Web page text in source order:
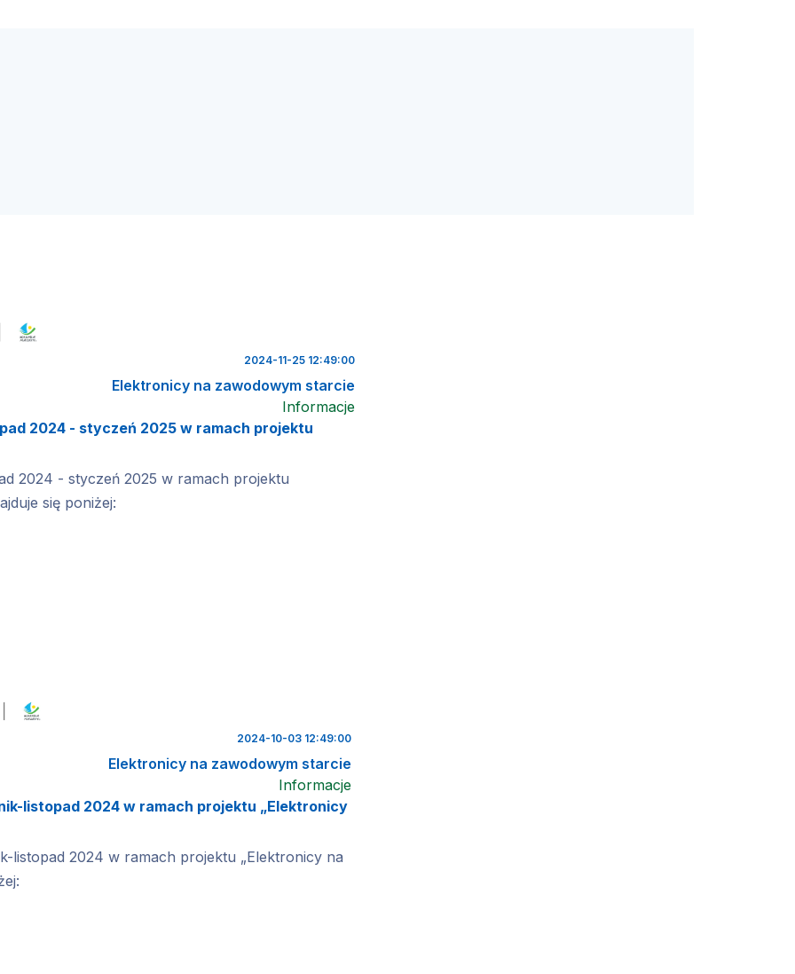
2024-11-25 12:49:00
Elektronicy na zawodowym starcie
Informacje
2024 - styczeń 2025 w ramach projektu
2024 - styczeń 2025 w ramach projektu
się poniżej:
2024-10-03 12:49:00
Elektronicy na zawodowym starcie
Informacje
listopad 2024 w ramach projektu „Elektronicy
listopad 2024 w ramach projektu „Elektronicy na